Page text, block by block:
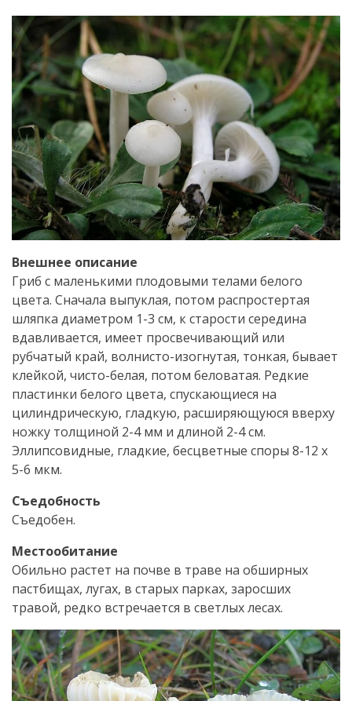
Внешнее описание
Гриб с маленькими плодовыми телами белого
цвета. Сначала выпуклая, потом распростертая
шляпка диаметром 1-3 см, к старости середина
вдавливается, имеет просвечивающий или
рубчатый край, волнисто-изогнутая, тонкая, бывает
клейкой, чисто-белая, потом беловатая. Редкие
пластинки белого цвета, спускающиеся на
цилиндрическую, гладкую, расширяющуюся вверху
ножку толщиной 2-4 мм и длиной 2-4 см.
Эллипсовидные, гладкие, бесцветные споры 8-12 х
5-6 мкм.
Съедобность
Съедобен.
Местообитание
Обильно растет на почве в траве на обширных
пастбищах, лугах, в старых парках, заросших
травой, редко встречается в светлых лесах.